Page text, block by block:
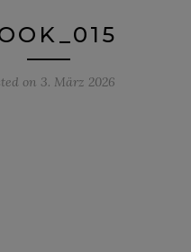
on 3. März 2026